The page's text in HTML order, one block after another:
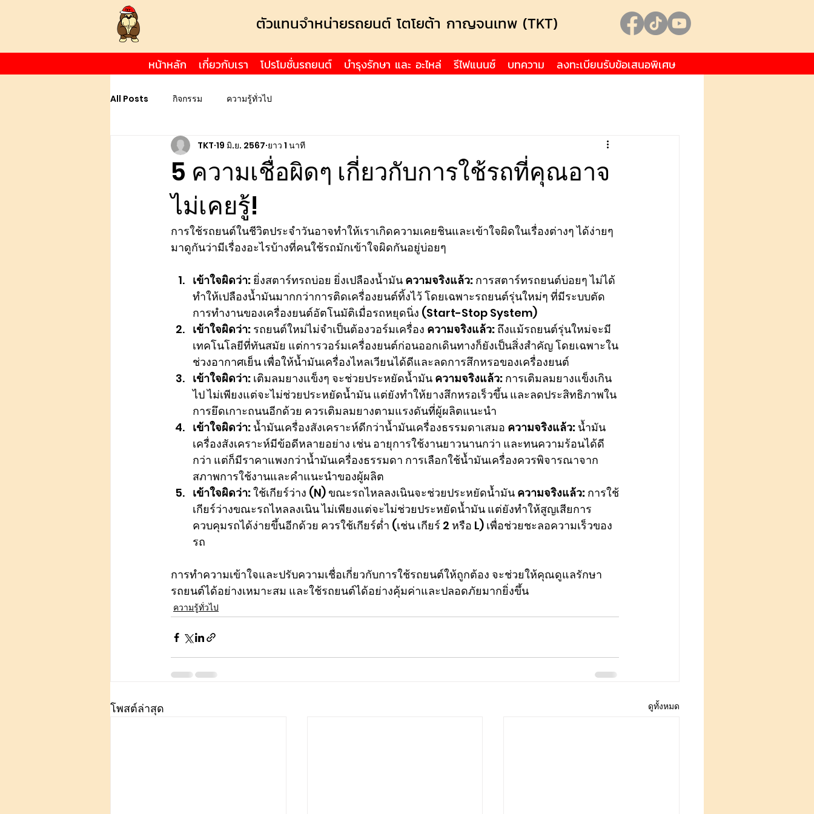
ตัวแทนจำหน่ายรถยนต์ โตโยต้า กาญจนเทพ (TKT)
หน้าหลัก เกี่ยวกับเรา โปรโมชั่นรถยนต์ บำรุงรักษา และ อะไหล่ รีไฟแนนซ์ บทความ ลงทะเบียนรับข้อเสนอพิเศษ
All Posts กิจกรรม ความรู้ทั่วไป
5 ความเชื่อผิดๆ เกี่ยวกับการใช้รถที่คุณอาจ
ไม่เคยรู้!
TKT 19 มิ.ย. 2567 ยาว 1 นาที
การใช้รถยนต์ในชีวิตประจำวันอาจทำให้เราเกิดความเคยชินและเข้าใจผิดในเรื่องต่างๆ ได้ง่ายๆ
มาดูกันว่ามีเรื่องอะไรบ้างที่คนใช้รถมักเข้าใจผิดกันอยู่บ่อยๆ
เข้าใจผิดว่า: ยิ่งสตาร์ทรถบ่อย ยิ่งเปลืองน้ำมัน ความจริงแล้ว: การสตาร์ทรถยนต์บ่อยๆ ไม่ได้
ทำให้เปลืองน้ำมันมากกว่าการติดเครื่องยนต์ทิ้งไว้ โดยเฉพาะรถยนต์รุ่นใหม่ๆ ที่มีระบบตัด
การทำงานของเครื่องยนต์อัตโนมัติเมื่อรถหยุดนิ่ง (Start-Stop System)
เข้าใจผิดว่า: รถยนต์ใหม่ไม่จำเป็นต้องวอร์มเครื่อง ความจริงแล้ว: ถึงแม้รถยนต์รุ่นใหม่จะมี
เทคโนโลยีที่ทันสมัย แต่การวอร์มเครื่องยนต์ก่อนออกเดินทางก็ยังเป็นสิ่งสำคัญ โดยเฉพาะใน
ช่วงอากาศเย็น เพื่อให้น้ำมันเครื่องไหลเวียนได้ดีและลดการสึกหรอของเครื่องยนต์
เข้าใจผิดว่า: เติมลมยางแข็งๆ จะช่วยประหยัดน้ำมัน ความจริงแล้ว: การเติมลมยางแข็งเกิน
ไป ไม่เพียงแต่จะไม่ช่วยประหยัดน้ำมัน แต่ยังทำให้ยางสึกหรอเร็วขึ้น และลดประสิทธิภาพใน
การยึดเกาะถนนอีกด้วย ควรเติมลมยางตามแรงดันที่ผู้ผลิตแนะนำ
เข้าใจผิดว่า: น้ำมันเครื่องสังเคราะห์ดีกว่าน้ำมันเครื่องธรรมดาเสมอ ความจริงแล้ว: น้ำมัน
เครื่องสังเคราะห์มีข้อดีหลายอย่าง เช่น อายุการใช้งานยาวนานกว่า และทนความร้อนได้ดี
กว่า แต่ก็มีราคาแพงกว่าน้ำมันเครื่องธรรมดา การเลือกใช้น้ำมันเครื่องควรพิจารณาจาก
สภาพการใช้งานและคำแนะนำของผู้ผลิต
เข้าใจผิดว่า: ใช้เกียร์ว่าง (N) ขณะรถไหลลงเนินจะช่วยประหยัดน้ำมัน ความจริงแล้ว: การใช้
เกียร์ว่างขณะรถไหลลงเนิน ไม่เพียงแต่จะไม่ช่วยประหยัดน้ำมัน แต่ยังทำให้สูญเสียการ
ควบคุมรถได้ง่ายขึ้นอีกด้วย ควรใช้เกียร์ต่ำ (เช่น เกียร์ 2 หรือ L) เพื่อช่วยชะลอความเร็วของ
รถ
การทำความเข้าใจและปรับความเชื่อเกี่ยวกับการใช้รถยนต์ให้ถูกต้อง จะช่วยให้คุณดูแลรักษา
รถยนต์ได้อย่างเหมาะสม และใช้รถยนต์ได้อย่างคุ้มค่าและปลอดภัยมากยิ่งขึ้น
ความรู้ทั่วไป
โพสต์ล่าสุด ดูทั้งหมด